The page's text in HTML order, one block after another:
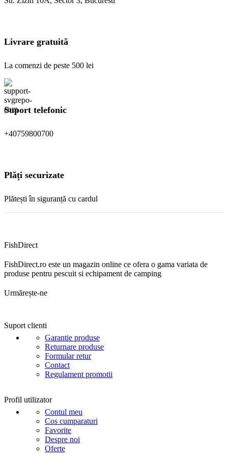
în
Livrare gratuită
La comenzi de peste 500 lei
Suport telefonic
+40759800700
Plăți securizate
Plătești în siguranță cu cardul
FishDirect
FishDirect.ro este un magazin online ce ofera o gama variata de
produse pentru pescuit si echipament de camping
Urmărește-ne
Suport clienti
Garantie produse
Returnare produse
Formular retur
Contact
Regulament promotii
Profil utilizator
Contul meu
Cos cumparaturi
Favorite
Despre noi
Oferte